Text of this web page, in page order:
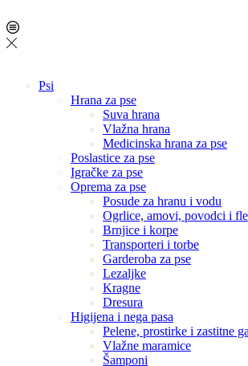
Psi
Hrana za pse
Suva hrana
Vlažna hrana
Medicinska hrana za pse
Poslastice za pse
Igračke za pse
Oprema za pse
Posude za hranu i vodu
Ogrlice, amovi, povodci i
Brnjice i korpe
Transporteri i torbe
Garderoba za pse
Lezaljke
Kragne
Dresura
Higijena i nega pasa
Pelene, prostirke i zastitne
Vlažne maramice
Šamponi